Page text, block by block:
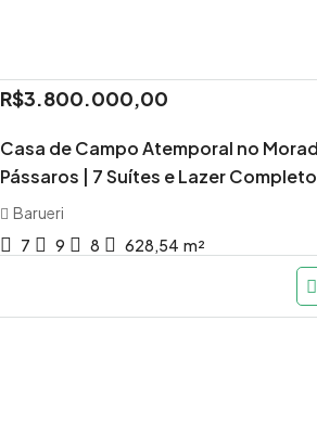
R$3.800.000,00
Casa de Campo Atemporal no
Pássaros | 7 Suítes e Lazer Completo
Barueri
7
9 8 628,54 m²